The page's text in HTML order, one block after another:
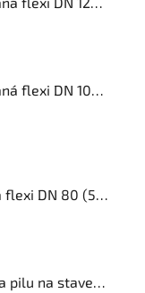
Drenážní trubka neděrovaná flexi DN 100 (50 m/bal)
Drenážní trubka děrovaná flexi DN 80 (50 m/bal)
Sada náhradních plátků na pilu na stavební materiály FESTA 39T 430/550mm